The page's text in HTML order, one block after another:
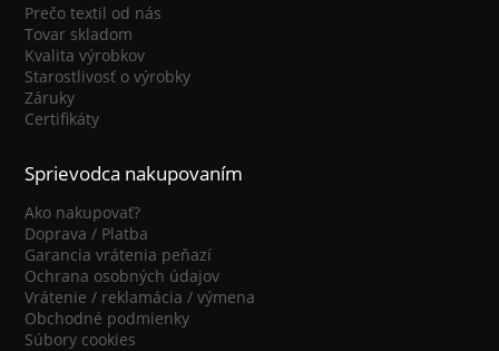
Prečo textil od nás
Tovar skladom
Kvalita výrobkov
Starostlivosť o výrobky
Záruky
Certifikáty
Sprievodca nakupovaním
Ako nakupovať?
Doprava / Platba
Garancia vrátenia peňazí
Ochrana osobných údajov
Vrátenie / reklamácia / výmena
Obchodné podmienky
Súbory cookies